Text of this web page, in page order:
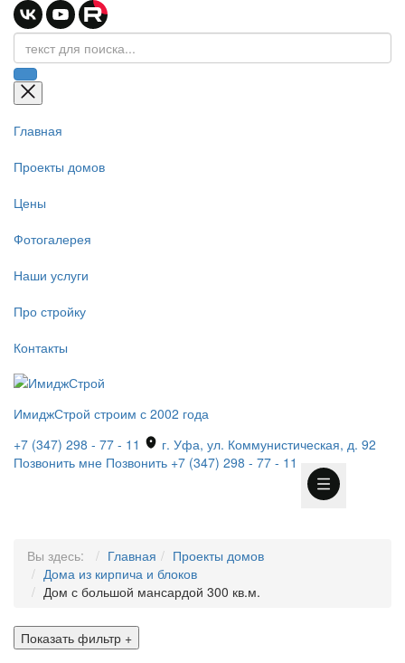
Главная
Проекты домов
Цены
Фотогалерея
Наши услуги
Про стройку
Контакты
ИмиджСтрой строим с 2002 года
+7 (347) 298 - 77 - 11
г. Уфа, ул. Коммунистическая, д. 92
Позвонить мне Позвонить +7 (347) 298 - 77 - 11
Вы здесь: Главная
Проекты домов
Дома из кирпича и блоков
Дом с большой мансардой 300 кв.м.
Показать фильтр +